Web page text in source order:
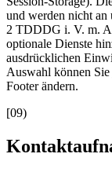
und werden nicht an
2 TDDDG i. V. m.
optionale Dienste
ausdrücklichen
Auswahl können
Footer ändern.
[09)